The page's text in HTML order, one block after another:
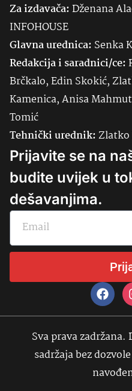
Za izdavača:Dženana
INFOHOUSE
Glavna urednica: Senka
Redakcija i saradnici/ce:
Brčkalo, Edin Skokić,
Kamenica, Anisa
Tomić
Tehnički urednik:Zlatko
Prijavite se na
budite uvijek u
dešavanjima.
Sva prava
sadržaja bez